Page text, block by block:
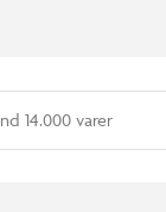
14.000 varer